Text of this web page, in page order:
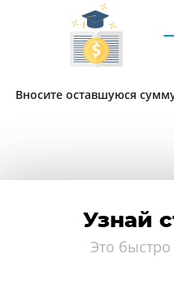
Вносите оставшуюся
Узнай
Это